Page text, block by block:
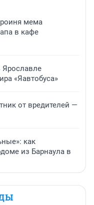
мема
в кафе
Ярославле
«Яавтобуса»
от вредителей —
как
из Барнаула в